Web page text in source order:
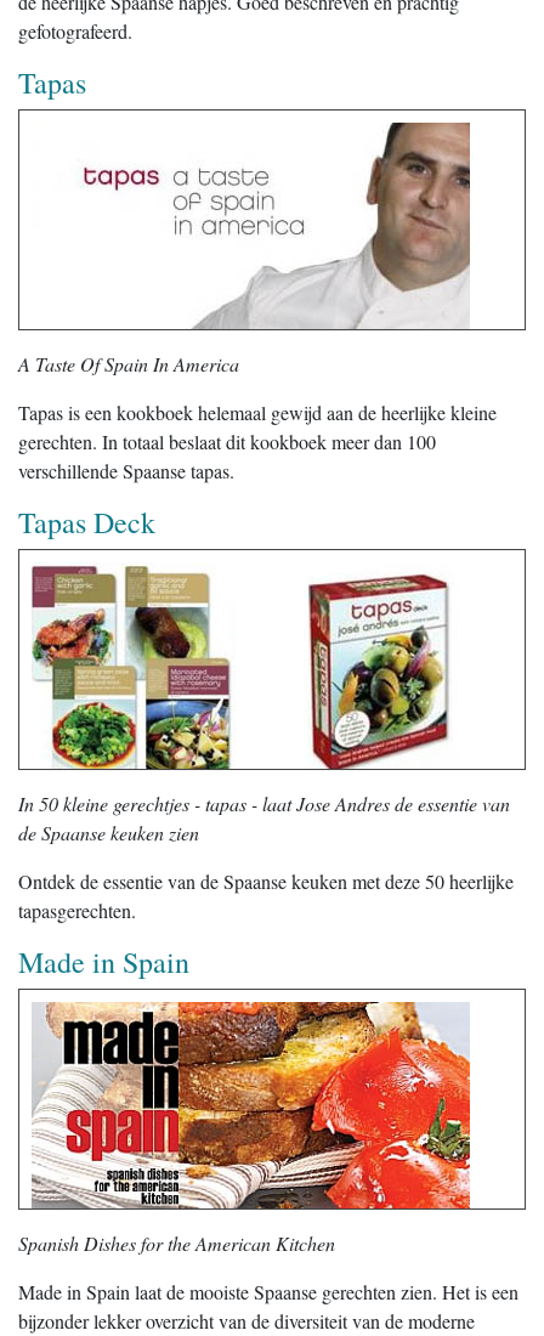
gefotografeerd.
Tapas
A Taste Of Spain In America
Tapas is een kookboek helemaal gewijd aan de heerlijke kleine
gerechten. In totaal beslaat dit kookboek meer dan 100
verschillende Spaanse tapas.
Tapas Deck
In 50 kleine gerechtjes - tapas - laat Jose Andres de essentie van
de Spaanse keuken zien
Ontdek de essentie van de Spaanse keuken met deze 50 heerlijke
tapasgerechten.
Made in Spain
Spanish Dishes for the American Kitchen
Made in Spain laat de mooiste Spaanse gerechten zien. Het is een
bijzonder lekker overzicht van de diversiteit van de moderne